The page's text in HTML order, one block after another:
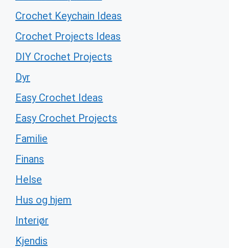
Crochet Keychain Ideas
Crochet Projects Ideas
DIY Crochet Projects
Dyr
Easy Crochet Ideas
Easy Crochet Projects
Familie
Finans
Helse
Hus og hjem
Interiør
Kjendis